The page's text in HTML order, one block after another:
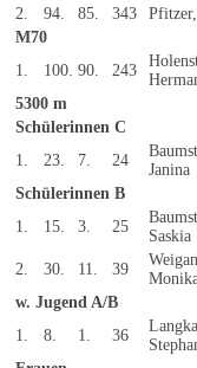
2.
94. 85. 343
M70
1.
100. 90. 243
5300 m
Schülerinnen C
1.
23. 7. 24
Janina
Schülerinnen B
1.
15. 3. 25
Saskia
2. 30. 11. 39
w. Jugend A/B
1.
8. 1. 36